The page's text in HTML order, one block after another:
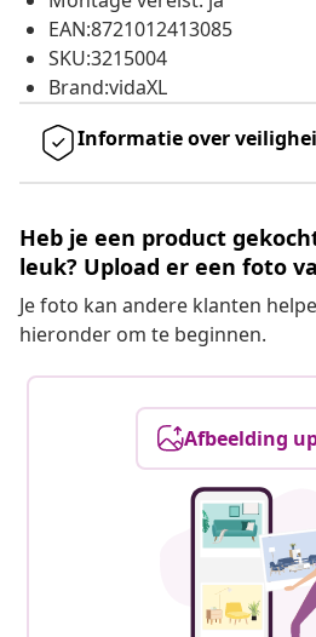
EAN:8721012413085
SKU:3215004
Brand:vidaXL
Informatie over
Heb je een product
leuk? Upload er een foto
Je foto kan andere klanten
hieronder om te beginnen.
Afbeelding